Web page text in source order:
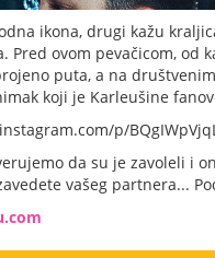
ikona, drugi kažu
Pred ovom pevačicom, od
puta, a na
koji je Karleušine
p/
da su je zavoleli i
vašeg partnera...